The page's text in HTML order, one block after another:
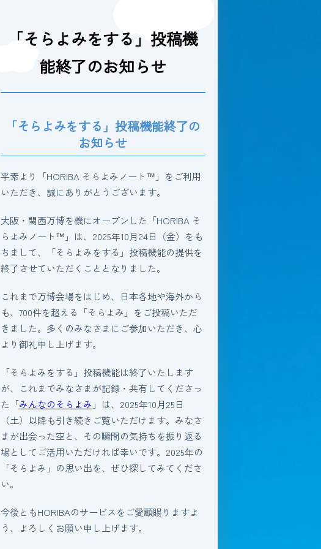
「そらよみをする」投稿機
能終了のお知らせ
「そらよみをする」投稿機能終了の
お知らせ
平素より「HORIBA そらよみノート™」をご利用
いただき、誠にありがとうございます。
大阪・関西万博を機にオープンした「HORIBA そ
らよみノート™」は、2025年10月24日（金）をも
ちまして、「そらよみをする」投稿機能の提供を
終了させていただくこととなりました。
これまで万博会場をはじめ、日本各地や海外から
も、700件を超える「そらよみ」をご投稿いただ
きました。多くのみなさまにご参加いただき、心
より御礼申し上げます。
「そらよみをする」投稿機能は終了いたします
が、これまでみなさまが記録・共有してくださっ
た「みんなのそらよみ 」は、2025年10月25日
（土）以降も引き続きご覧いただけます。みなさ
まが出会った空と、その瞬間の気持ちを振り返る
場としてご活用いただければ幸いです。2025年の
「そらよみ」の思い出を、ぜひ探してみてくださ
い。
今後ともHORIBAのサービスをご愛顧賜りますよ
う、よろしくお願い申し上げます。